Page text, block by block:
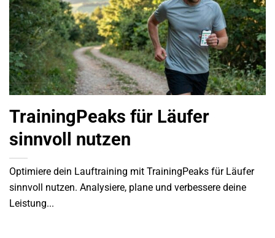
TrainingPeaks für Läufer
sinnvoll nutzen
Optimiere dein Lauftraining mit TrainingPeaks für Läufer
sinnvoll nutzen. Analysiere, plane und verbessere deine
Leistung...